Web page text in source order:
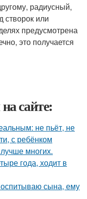
радиусный,
створок или
предусмотрена
это получается
сайте:
не пьёт, не
с ребёнком
многих.
года, ходит в
сына, ему